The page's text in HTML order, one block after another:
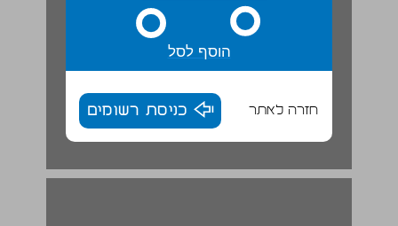
הוסף לסל
חזרה לאתר כניסת רשומים